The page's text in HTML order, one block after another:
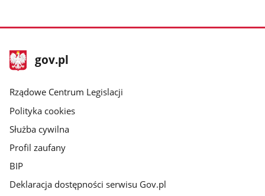
stopka
gov.plStrona
gov.pl
Rządowe Centrum Legislacji
Polityka cookies
Służba cywilna
Profil zaufany
BIP
Deklaracja dostępności serwisu Gov.pl